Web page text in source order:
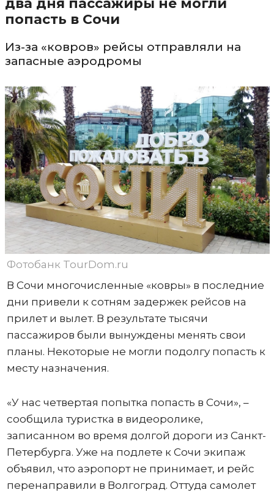
попасть в Сочи
Из-за «ковров» рейсы отправляли на
запасные аэродромы
Фотобанк TourDom.ru
В Сочи многочисленные «ковры» в последние
дни привели к сотням задержек рейсов на
прилет и вылет. В результате тысячи
пассажиров были вынуждены менять свои
планы. Некоторые не могли подолгу попасть к
месту назначения.
«У нас четвертая попытка попасть в Сочи», –
сообщила туристка в видеоролике,
записанном во время долгой дороги из Санкт-
Петербурга. Уже на подлете к Сочи экипаж
объявил, что аэропорт не принимает, и рейс
перенаправили в Волгоград. Оттуда самолет